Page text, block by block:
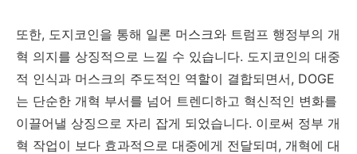
또한, 도지코인을 통해 일론 머스크와 트럼프 행정부의 개
혁 의지를 상징적으로 느낄 수 있습니다. 도지코인의 대중
적 인식과 머스크의 주도적인 역할이 결합되면서, DOGE
는 단순한 개혁 부서를 넘어 트렌디하고 혁신적인 변화를
이끌어낼 상징으로 자리 잡게 되었습니다. 이로써 정부 개
혁 작업이 보다 효과적으로 대중에게 전달되며, 개혁에 대